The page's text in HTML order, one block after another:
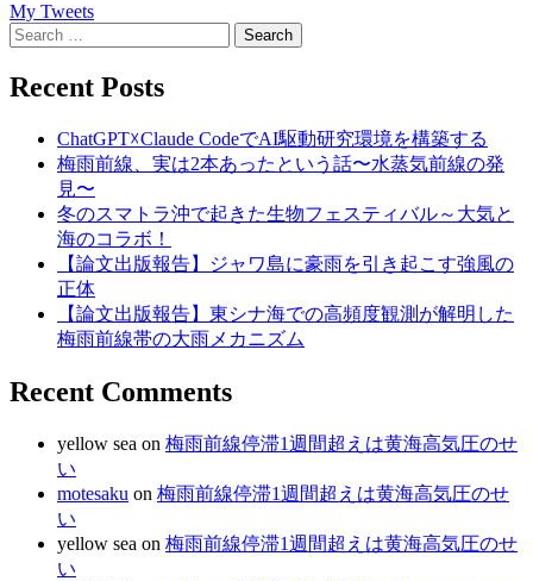
My Tweets
Search
for:
Recent Posts
ChatGPT☓Claude CodeでAI駆動研究環境を構築する
梅雨前線、実は2本あったという話〜水蒸気前線の発
見〜
冬のスマトラ沖で起きた生物フェスティバル～大気と
海のコラボ！
【論文出版報告】ジャワ島に豪雨を引き起こす強風の
正体
【論文出版報告】東シナ海での高頻度観測が解明した
梅雨前線帯の大雨メカニズム
Recent Comments
yellow sea on 梅雨前線停滞1週間超えは黄海高気圧のせ
い
motesaku on 梅雨前線停滞1週間超えは黄海高気圧のせ
い
yellow sea on 梅雨前線停滞1週間超えは黄海高気圧のせ
い